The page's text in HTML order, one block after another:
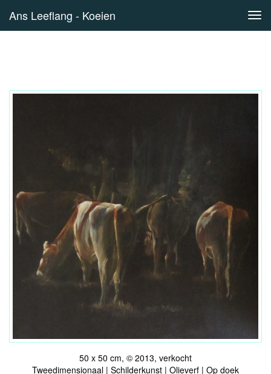
Ans Leeflang - Koeien
50 x 50 cm, © 2013, verkocht
Tweedimensionaal | Schilderkunst | Olieverf | Op doek